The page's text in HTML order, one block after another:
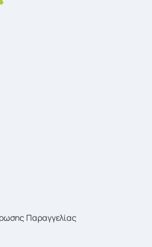
Παραγγελίας